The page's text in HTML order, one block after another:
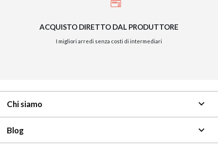
ACQUISTO DIRETTO DAL PRODUTTORE
I migliori arredi senza costi di intermediari
Chi siamo keyboard_arrow_down
Blog keyboard_arrow_down